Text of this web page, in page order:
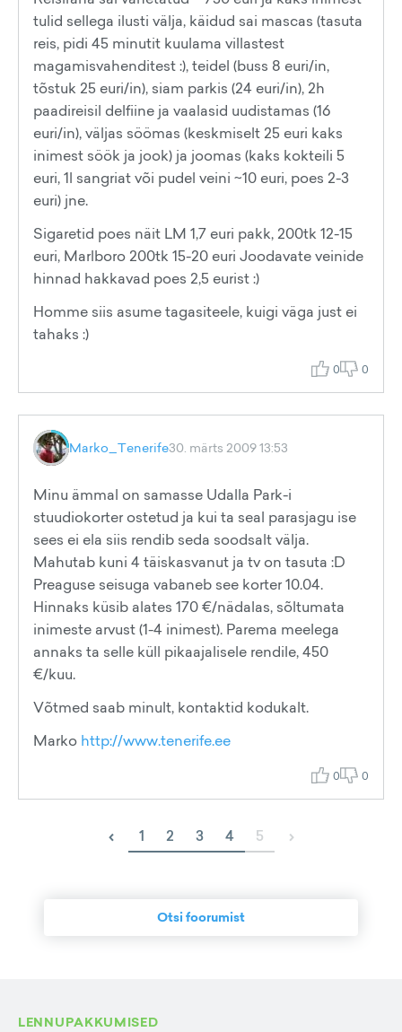
tulid sellega ilusti välja, käidud sai mascas (tasuta
reis, pidi 45 minutit kuulama villastest
magamisvahenditest :), teidel (buss 8 euri/in,
tõstuk 25 euri/in), siam parkis (24 euri/in), 2h
paadireisil delfiine ja vaalasid uudistamas (16
euri/in), väljas söömas (keskmiselt 25 euri kaks
inimest söök ja jook) ja joomas (kaks kokteili 5
euri, 1l sangriat või pudel veini ~10 euri, poes 2-3
euri) jne.
Sigaretid poes näit LM 1,7 euri pakk, 200tk 12-15
euri, Marlboro 200tk 15-20 euri Joodavate veinide
hinnad hakkavad poes 2,5 eurist :)
Homme siis asume tagasiteele, kuigi väga just ei
tahaks :)
0 0
Marko_Tenerife30. märts 2009 13:53
Minu ämmal on samasse Udalla Park-i
stuudiokorter ostetud ja kui ta seal parasjagu ise
sees ei ela siis rendib seda soodsalt välja.
Mahutab kuni 4 täiskasvanut ja tv on tasuta :D
Preaguse seisuga vabaneb see korter 10.04.
Hinnaks küsib alates 170 €/nädalas, sõltumata
inimeste arvust (1-4 inimest). Parema meelega
annaks ta selle küll pikaajalisele rendile, 450
€/kuu.
Võtmed saab minult, kontaktid kodukalt.
Marko http://www.tenerife.ee
0 0
‹ 1 2 3 4 5 ›
Otsi foorumist
LENNUPAKKUMISED